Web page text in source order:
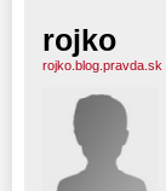
rojko
rojko.blog.pravda.sk